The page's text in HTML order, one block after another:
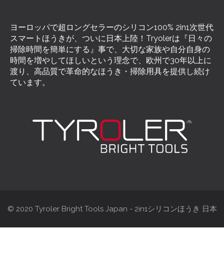
ヨーロッパで超ロングセラーのシリコン100% 2in1次世代
スマートほうきが、ついに日本上陸！Tryolerは『日々の
掃除時間を簡単にする』事で、大切な家族や自分自身の
時間を増やしてほしいという理念で、欧州で30年以上に
渡り、高品質で革命的なほうき・掃除用具を提供し続け
ています。
© 2020 Tyroler Bright Tools Japan - 2in1シリコンほうき 日本